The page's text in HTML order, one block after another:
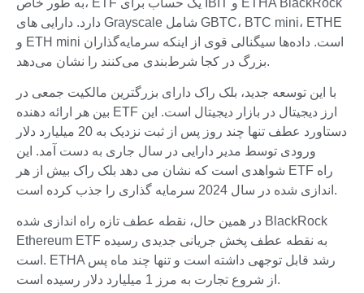
دارد. دارایی های Grayscale شامل GBTC، BTC mini، ETHE
و ETH mini است. داده‌ها سیگنالی قوی از اینکه سرمایه‌گذاران
بزرگ در کجا شرط‌بندی می‌کنند را نشان می‌دهد.
با این توسعه جدید، بلک راک دارای بزرگترین مالکیت جمعی در
بین هر ارائه دهنده ETF ارز دیجیتال در بازار دیجیتال است. این
دستاورد عطف تنها چند روز پس از ثبت نزدیک به 20 میلیارد دلار
ورودی توسط مدیر دارایی در سال جاری به دست آمد. این
شواهدی است که نشان می دهد بلک راک بیش از هر ETF راه
اندازی شده در سال 2024 سرمایه گذاری را جذب کرده است.
در همین حال، نقطه عطف تازه راه اندازی شده BlackRock
Ethereum ETF به نقطه عطف پخش جریانی جدیدی رسیده
است. ETHA رشد قابل توجهی داشته است و تنها چند ماه پس
از شروع تجارت به مرز 1 میلیارد دلار رسیده است.